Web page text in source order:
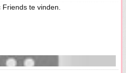
te vinden.